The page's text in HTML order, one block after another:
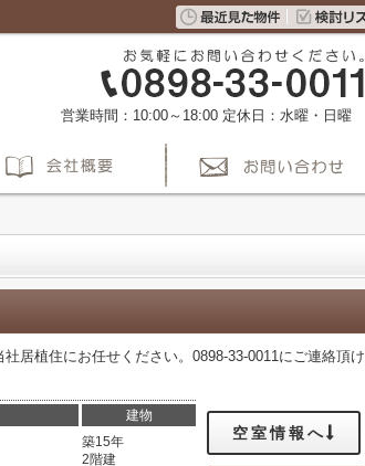
営業時間：10:00～18:00 定休日：水曜・日曜
居植住にお任せください。0898-33-0011にご連絡頂け
建物
築15年
2階建
空室情報へ